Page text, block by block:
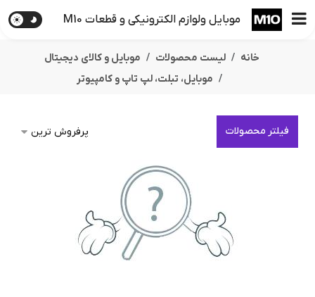
موبایل ولوازم الکترونیکی و قطعات M10
خانه لیست محصولات
موبایل و کالای دیجیتال
موبایل، تبلت، لپ تاپ و کامپیوتر
فیلتر محصولات